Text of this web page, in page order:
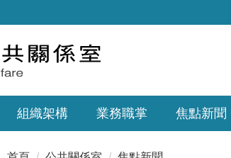
組織架構 業務職掌 焦點新聞